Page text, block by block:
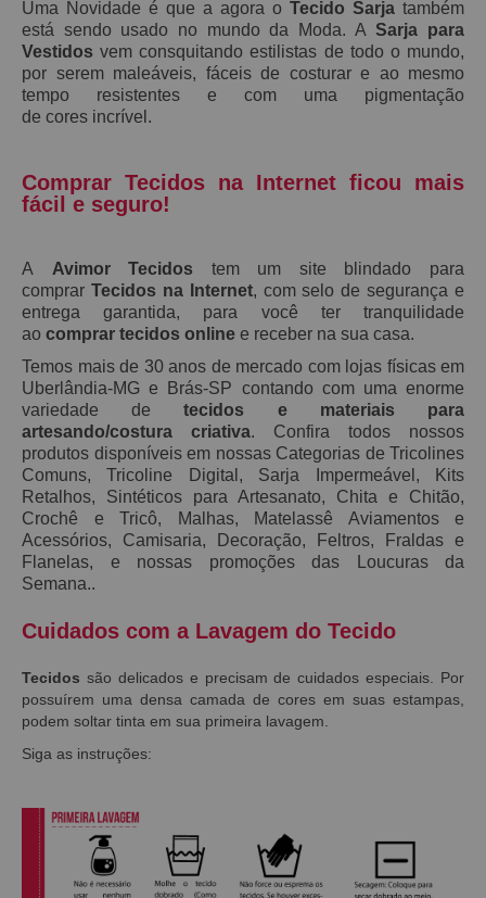
Uma Novidade é que a agora o Tecido Sarja também
está sendo usado no mundo da Moda. ASarja para
Vestidos vem consquitando estilistas de todo o mundo,
por serem maleáveis, fáceis de costurar e ao mesmo
tempo resistentes e com uma pigmentação
de cores incrível.
Comprar Tecidos na Internet ficou mais
fácil e seguro!
A Avimor Tecidos tem um site blindado para
comprar Tecidos na Internet, com selo de segurança e
entrega garantida, para você ter tranquilidade
ao comprar tecidos online e receber na sua casa.
Temos mais de 30 anos de mercado com lojas físicas em
Uberlândia-MG e Brás-SP contando com uma enorme
variedade detecidos e materiais para
artesando/costura criativa. Confira todos nossos
produtos disponíveis em nossas Categorias de Tricolines
Comuns, Tricoline Digital, Sarja Impermeável, Kits
Retalhos, Sintéticos para Artesanato, Chita e Chitão,
Crochê e Tricô, Malhas, Matelassê Aviamentos e
Acessórios, Camisaria, Decoração, Feltros, Fraldas e
Flanelas, e nossas promoções das Loucuras da
Semana..
Cuidados com a Lavagem do Tecido
Tecidos são delicados e precisam de cuidados especiais. Por
possuírem uma densa camada de cores em suas estampas,
podem soltar tinta em sua primeira lavagem.
Siga as instruções: